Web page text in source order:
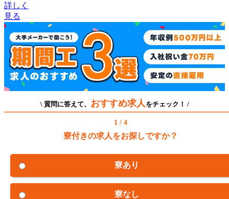
詳しく
見る
\ 質問に答えて、 おすすめ求人 をチェック！ /
1 / 4
寮付きの求人をお探しですか？
寮あり
寮なし